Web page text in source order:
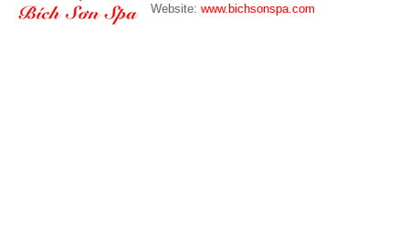
Website: www.bichsonspa.com